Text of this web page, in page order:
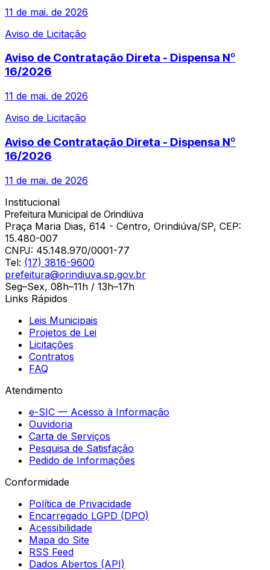
11 de mai. de 2026
Aviso de Licitação
Aviso de Contratação Direta - Dispensa Nº
16/2026
11 de mai. de 2026
Aviso de Licitação
Aviso de Contratação Direta - Dispensa Nº
16/2026
11 de mai. de 2026
Institucional
Prefeitura Municipal de Orindiúva
Praça Maria Dias, 614 - Centro, Orindiúva/SP, CEP:
15.480-007
CNPJ: 45.148.970/0001-77
Tel: (17) 3816-9600
prefeitura@orindiuva.sp.gov.br
Seg–Sex, 08h–11h / 13h–17h
Links Rápidos
Leis Municipais
Projetos de Lei
Licitações
Contratos
FAQ
Atendimento
e-SIC — Acesso à Informação
Ouvidoria
Carta de Serviços
Pesquisa de Satisfação
Pedido de Informações
Conformidade
Política de Privacidade
Encarregado LGPD (DPO)
Acessibilidade
Mapa do Site
RSS Feed
Dados Abertos (API)